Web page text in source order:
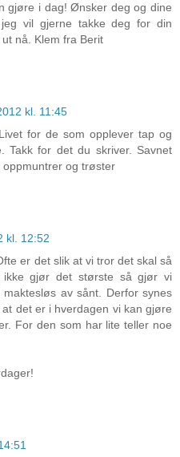
gjøre i dag! Ønsker deg og dine
vil gjerne takke deg for din
nå. Klem fra Berit
kl. 11:45
for de som opplever tap og
Takk for det du skriver. Savnet
og trøster
kl. 12:52
er det slik at vi tror det skal så
gjør det største så gjør vi
av sånt. Derfor synes
det er i hverdagen vi kan gjøre
For den som har lite teller noe